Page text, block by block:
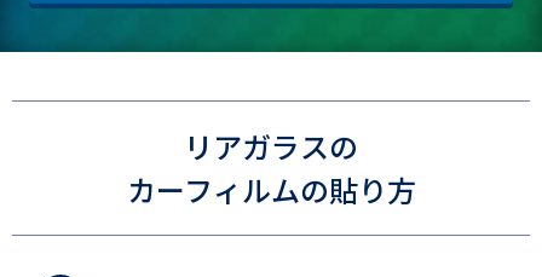
リアガラスの
カーフィルムの貼り方